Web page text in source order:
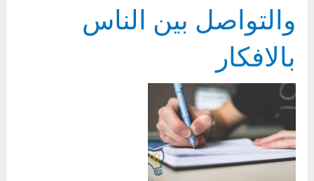
والتواصل بين الناس
بالافكار